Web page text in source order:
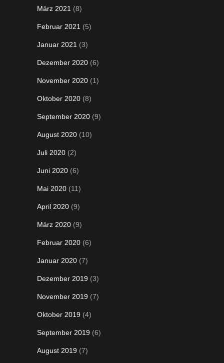
März 2021 (8)
Februar 2021 (5)
Januar 2021 (3)
Dezember 2020 (6)
November 2020 (1)
Oktober 2020 (8)
September 2020 (9)
August 2020 (10)
Juli 2020 (2)
Juni 2020 (6)
Mai 2020 (11)
April 2020 (9)
März 2020 (9)
Februar 2020 (6)
Januar 2020 (7)
Dezember 2019 (3)
November 2019 (7)
Oktober 2019 (4)
September 2019 (6)
August 2019 (7)